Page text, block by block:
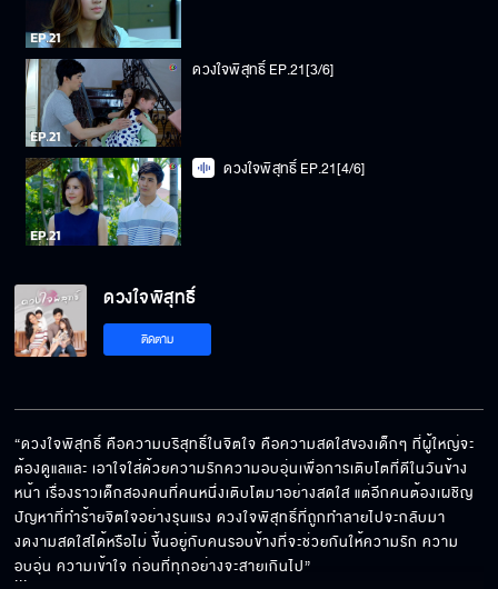
ดวงใจพิสุทธิ์ EP.21[3/6]
ดวงใจพิสุทธิ์ EP.21[4/6]
ดวงใจพิสุทธิ์
ติดตาม
“ดวงใจพิสุทธิ์ คือความบริสุทธิ์ในจิตใจ คือความสดใสของเด็กๆ ที่ผู้ใหญ่จะ
ต้องดูแลและ เอาใจใส่ด้วยความรักความอบอุ่นเพื่อการเติบโตที่ดีในวันข้าง
หน้า เรื่องราวเด็กสองคนที่คนหนึ่งเติบโตมาอย่างสดใส แต่อีกคนต้องเผชิญ
ปัญหาที่ทำร้ายจิตใจอย่างรุนแรง ดวงใจพิสุทธิ์ที่ถูกทำลายไปจะกลับมา
งดงามสดใสได้หรือไม่ ขึ้นอยู่กับคนรอบข้างที่จะช่วยกันให้ความรัก ความ
อบอุ่น ความเข้าใจ ก่อนที่ทุกอย่างจะสายเกินไป”
...